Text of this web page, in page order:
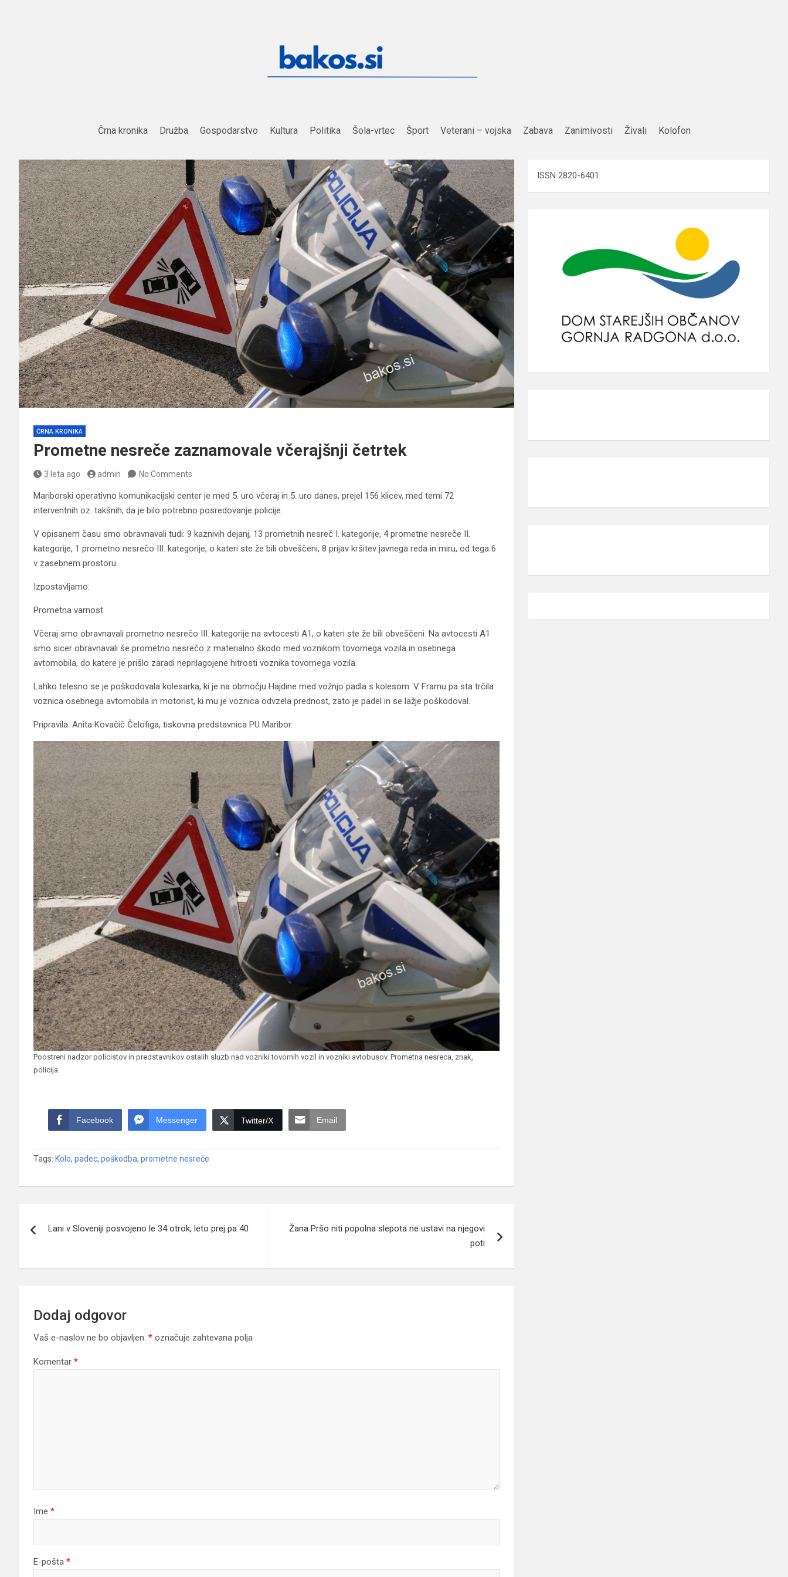
Črna kronika Družba Gospodarstvo Kultura Politika Šola-vrtec Šport Veterani – vojska Zabava Zanimivosti Živali Kolofon
ČRNA KRONIKA
Prometne nesreče zaznamovale včerajšnji četrtek
3 leta ago admin No Comments
Mariborski operativno komunikacijski center je med 5. uro včeraj in 5. uro danes, prejel 156 klicev, med temi 72
interventnih oz. takšnih, da je bilo potrebno posredovanje policije.
V opisanem času smo obravnavali tudi: 9 kaznivih dejanj, 13 prometnih nesreč I. kategorije, 4 prometne nesreče II.
kategorije, 1 prometno nesrečo III. kategorije, o kateri ste že bili obveščeni, 8 prijav kršitev javnega reda in miru, od tega 6
v zasebnem prostoru.
Izpostavljamo:
Prometna varnost
Včeraj smo obravnavali prometno nesrečo III. kategorije na avtocesti A1, o kateri ste že bili obveščeni. Na avtocesti A1
smo sicer obravnavali še prometno nesrečo z materialno škodo med voznikom tovornega vozila in osebnega
avtomobila, do katere je prišlo zaradi neprilagojene hitrosti voznika tovornega vozila.
Lahko telesno se je poškodovala kolesarka, ki je na območju Hajdine med vožnjo padla s kolesom. V Framu pa sta trčila
voznica osebnega avtomobila in motorist, ki mu je voznica odvzela prednost, zato je padel in se lažje poškodoval.
Pripravila: Anita Kovačič Čelofiga, tiskovna predstavnica PU Maribor.
Poostreni nadzor policistov in predstavnikov ostalih sluzb nad vozniki tovornih vozil in vozniki avtobusov. Prometna nesreca, znak,
policija.
Facebook Messenger Twitter/X Email
Tags: Kolo, padec, poškodba, prometne nesreče
prispevka
Lani v Sloveniji posvojeno le 34 otrok, leto prej pa 40
Žana Pršo niti popolna slepota ne ustavi na njegovi
poti
Dodaj odgovor
Vaš e-naslov ne bo objavljen. * označuje zahtevana polja
Komentar *
Ime *
E-pošta *
ISSN 2820-6401